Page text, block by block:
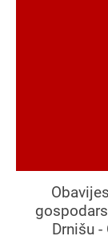
Drnišu